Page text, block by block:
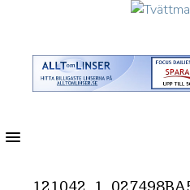
MENU